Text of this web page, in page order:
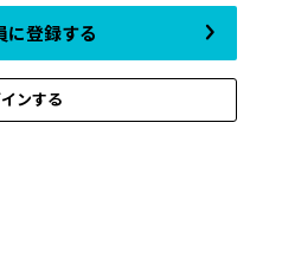
に登録する
ンする